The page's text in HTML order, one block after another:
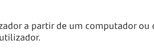
a partir de um computador ou